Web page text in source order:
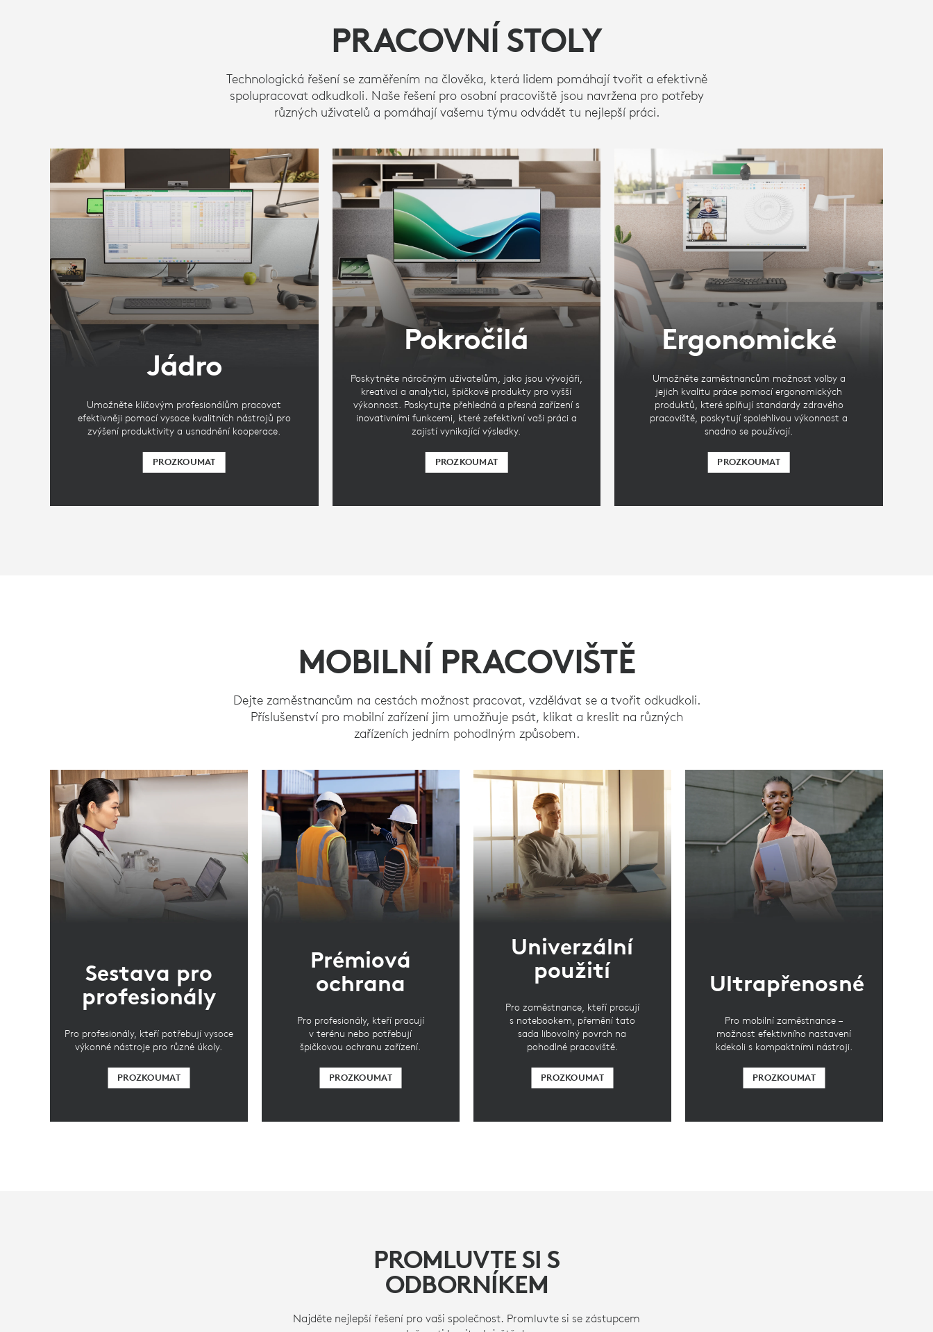
PRACOVNÍ STOLY
Technologická řešení se zaměřením na člověka, která lidem pomáhají tvořit a efektivně
spolupracovat odkudkoli. Naše řešení pro osobní pracoviště jsou navržena pro potřeby
různých uživatelů a pomáhají vašemu týmu odvádět tu nejlepší práci.
Jádro
Umožněte klíčovým profesionálům pracovat
efektivněji pomocí vysoce kvalitních nástrojů pro
zvýšení produktivity a usnadnění kooperace.
PROZKOUMAT
Pokročilá
Poskytněte náročným uživatelům, jako jsou vývojáři,
kreativci a analytici, špičkové produkty pro vyšší
výkonnost. Poskytujte přehledná a přesná zařízení s
inovativními funkcemi, které zefektivní vaši práci a
zajistí vynikající výsledky.
PROZKOUMAT
Ergonomické
Umožněte zaměstnancům možnost volby a
jejich kvalitu práce pomocí ergonomických
produktů, které splňují standardy zdravého
pracoviště, poskytují spolehlivou výkonnost a
snadno se používají.
PROZKOUMAT
MOBILNÍ PRACOVIŠTĚ
Dejte zaměstnancům na cestách možnost pracovat, vzdělávat se a tvořit odkudkoli.
Příslušenství pro mobilní zařízení jim umožňuje psát, klikat a kreslit na různých
zařízeních jedním pohodlným způsobem.
Sestava pro
profesionály
Pro profesionály, kteří potřebují vysoce
výkonné nástroje pro různé úkoly.
PROZKOUMAT
Prémiová
ochrana
Pro profesionály, kteří pracují
v terénu nebo potřebují
špičkovou ochranu zařízení.
PROZKOUMAT
Univerzální
použití
Pro zaměstnance, kteří pracují
s notebookem, přemění tato
sada libovolný povrch na
pohodlné pracoviště.
PROZKOUMAT
Ultrapřenosné
Pro mobilní zaměstnance –
možnost efektivního nastavení
kdekoli s kompaktními nástroji.
PROZKOUMAT
PROMLUVTE SI S
ODBORNÍKEM
Najděte nejlepší řešení pro vaši společnost. Promluvte si se zástupcem